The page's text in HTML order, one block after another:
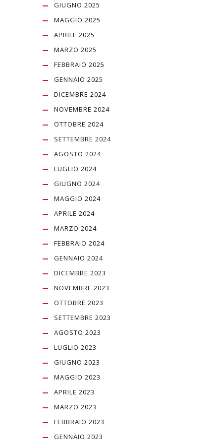
GIUGNO 2025
MAGGIO 2025
APRILE 2025
MARZO 2025
FEBBRAIO 2025
GENNAIO 2025
DICEMBRE 2024
NOVEMBRE 2024
OTTOBRE 2024
SETTEMBRE 2024
AGOSTO 2024
LUGLIO 2024
GIUGNO 2024
MAGGIO 2024
APRILE 2024
MARZO 2024
FEBBRAIO 2024
GENNAIO 2024
DICEMBRE 2023
NOVEMBRE 2023
OTTOBRE 2023
SETTEMBRE 2023
AGOSTO 2023
LUGLIO 2023
GIUGNO 2023
MAGGIO 2023
APRILE 2023
MARZO 2023
FEBBRAIO 2023
GENNAIO 2023